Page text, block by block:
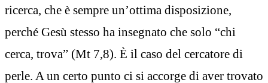
ricerca, che è sempre un’ottima disposizione,
perché Gesù stesso ha insegnato che solo “chi
cerca, trova” (Mt 7,8). È il caso del cercatore di
perle. A un certo punto ci si accorge di aver trovato